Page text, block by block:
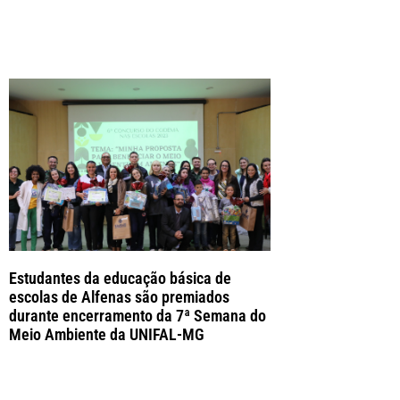
Estudantes da educação básica de
escolas de Alfenas são premiados
durante encerramento da 7ª Semana do
Meio Ambiente da UNIFAL-MG